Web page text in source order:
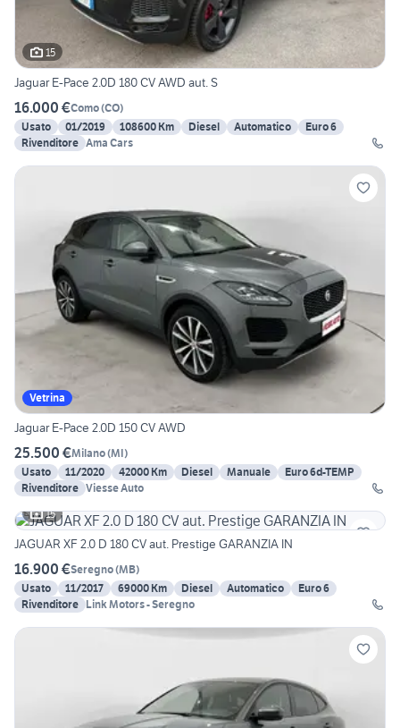
15
Jaguar E-Pace 2.0D 180 CV AWD aut. S
16.000 €Como(CO)
Usato
01/2019 108600 Km Diesel Automatico
Euro 6
Rivenditore Ama Cars
Vetrina
Jaguar E-Pace 2.0D 150 CV AWD
25.500 €Milano(MI)
Usato
11/2020 42000 Km Diesel Manuale
Euro 6d-TEMP
Rivenditore Viesse Auto
15
JAGUAR XF 2.0 D 180 CV aut. Prestige GARANZIA IN
16.900 €Seregno(MB)
Usato
11/2017 69000 Km Diesel Automatico
Euro 6
Rivenditore Link Motors - Seregno